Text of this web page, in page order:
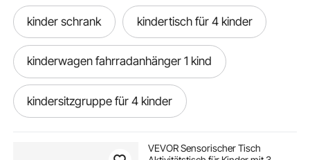
kinder schrank kindertisch für 4 kinder
kinderwagen fahrradanhänger 1 kind
kindersitzgruppe für 4 kinder
VEVOR Sensorischer Tisch